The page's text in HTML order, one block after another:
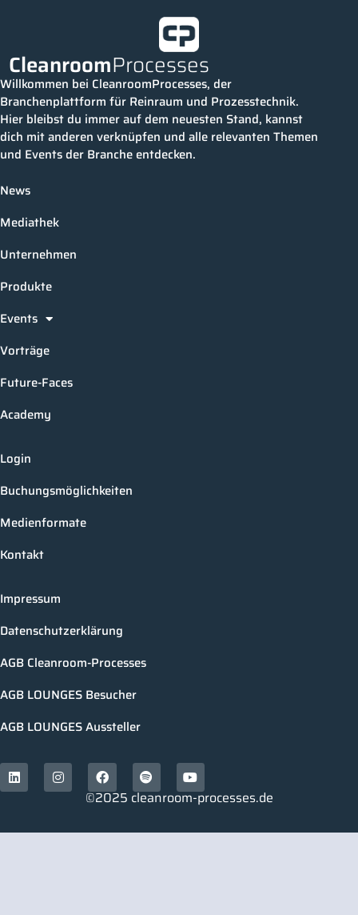
CleanroomProcesses
Willkommen bei CleanroomProcesses, der
Branchenplattform für Reinraum und Prozesstechnik.
Hier bleibst du immer auf dem neuesten Stand, kannst
dich mit anderen verknüpfen und alle relevanten Themen
und Events der Branche entdecken.
News
Mediathek
Unternehmen
Produkte
Events
Vorträge
Future-Faces
Academy
Login
Buchungsmöglichkeiten
Medienformate
Kontakt
Impressum
Datenschutzerklärung
AGB Cleanroom-Processes
AGB LOUNGES Besucher
AGB LOUNGES Aussteller
©2025 cleanroom-processes.de